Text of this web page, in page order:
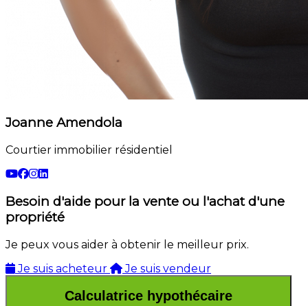
Joanne Amendola
Courtier immobilier résidentiel
Besoin d'aide pour la vente ou l'achat d'une
propriété
Je peux vous aider à obtenir le meilleur prix.
Je suis acheteur
Je suis vendeur
Calculatrice hypothécaire